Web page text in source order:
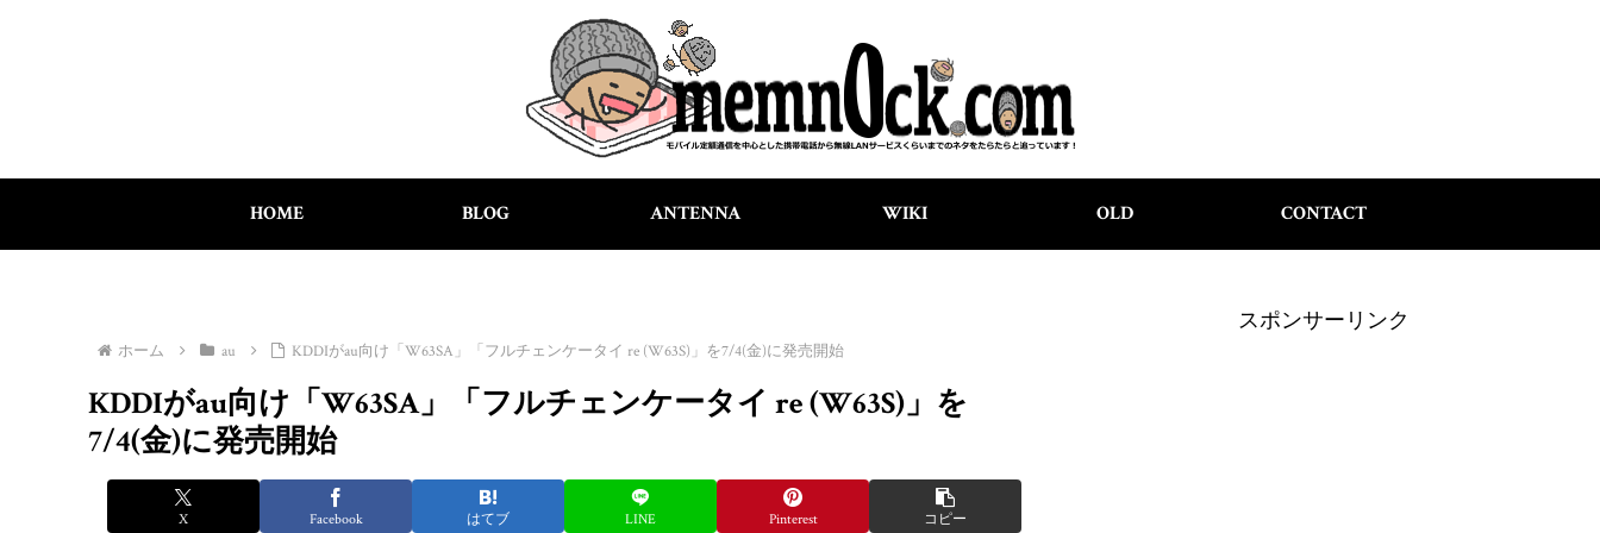
HOME BLOG ANTENNA WIKI OLD CONTACT
ホーム au KDDIがau向け「W63SA」「フルチェンケータイ re (W63S)」を7/4(金)に発売開始
KDDIがau向け「W63SA」「フルチェンケータイ re (W63S)」を
7/4(金)に発売開始
X Facebook はてブ LINE Pinterest コピー
スポンサーリンク